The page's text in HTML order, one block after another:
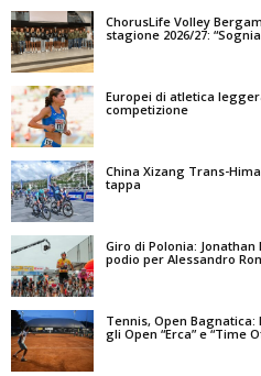
ChorusLife Volley
stagione 2026/27:
Europei di atletica
competizione
China Xizang Trans-
tappa
Giro di Polonia:
podio per Alessandro
Tennis, Open
gli Open “Erca” e “Time